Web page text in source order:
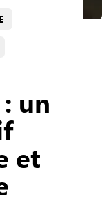
un
et